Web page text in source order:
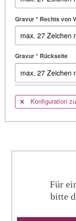
Gravur * Rechts von
Gravur * Rückseite
Konfiguration
Für
bitte